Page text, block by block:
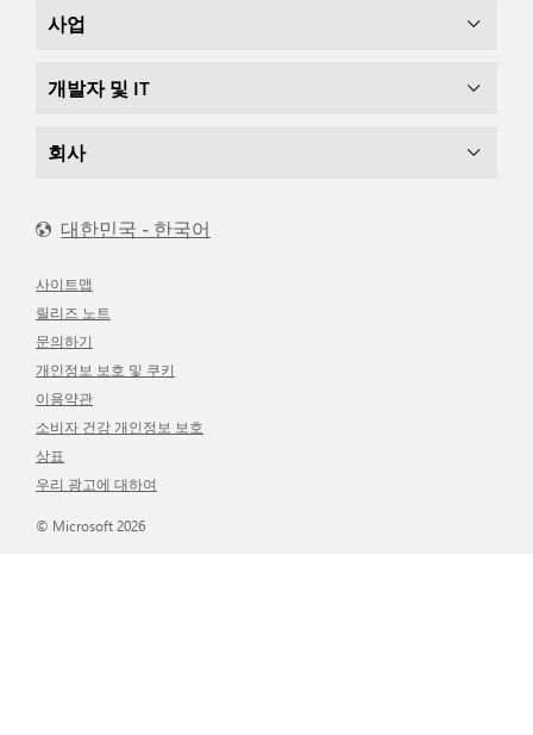
사업
개발자 및 IT
회사
대한민국 - 한국어
사이트맵
릴리즈 노트
문의하기
개인정보 보호 및 쿠키
이용약관
소비자 건강 개인정보 보호
상표
우리 광고에 대하여
© Microsoft 2026